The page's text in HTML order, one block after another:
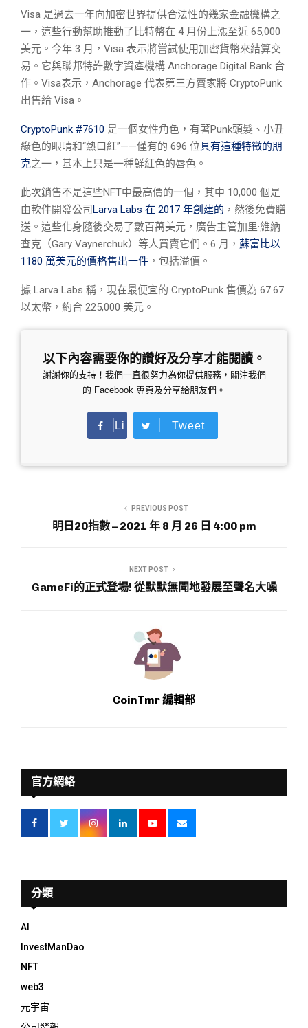
Visa 是過去一年向加密世界提供合法性的幾家金融機構之
一，這些行動幫助推動了比特幣在 4 月份上漲至近 65,000
美元。今年 3 月，Visa 表示將嘗試使用加密貨幣來結算交
易。它與聯邦特許數字資產機構 Anchorage Digital Bank 合
作。Visa表示，Anchorage 代表第三方賣家將 CryptoPunk
出售給 Visa。
CryptoPunk #7610 是一個女性角色，有著Punk頭髮、小丑
綠色的眼睛和“熱口紅”——僅有的 696 位具有這種特徵的朋
克之一，基本上只是一種鮮紅色的唇色。
此次銷售不是這些NFT中最高價的一個，其中 10,000 個是
由軟件開發公司Larva Labs 在 2017 年創建的 ，然後免費贈
送。這些化身隨後交易了數百萬美元，廣告主管加里·維納
查克（Gary Vaynerchuk）等人買賣它們。6 月， 蘇富比以
1180 萬美元的價格售出一件 ，包括溢價。
據 Larva Labs 稱，現在最便宜的 CryptoPunk 售價為 67.67
以太幣，約合 225,000 美元。
以下內容需要你的讚好及分享才能閱讀。
謝謝你的支持！我們一直很努力為你提供服務，關注我們
的 Facebook 專頁及分享給朋友們。
Li Tweet
PREVIOUS POST
明日20指數 – 2021 年 8 月 26 日 4:00 pm
NEXT POST
GameFi的正式登場! 從默默無聞地發展至聲名大噪
CoinTmr 編輯部
官方網絡
分類
AI
InvestManDao
NFT
web3
元宇宙